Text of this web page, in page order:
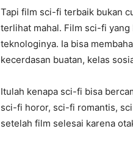
Tapi film sci-fi terbaik bukan
terlihat mahal. Film sci-fi
teknologinya. Ia bisa
kecerdasan buatan, kelas
Itulah kenapa sci-fi bisa
sci-fi horor, sci-fi romantis,
setelah film selesai karena